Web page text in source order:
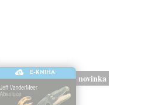
E-KNIHA
novinka